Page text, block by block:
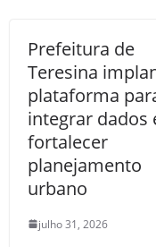
Prefeitura de
Teresina
plataforma
integrar dados
fortalecer
planejamento
urbano
julho 31, 2026